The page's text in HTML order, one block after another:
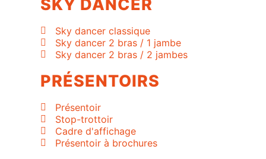
SKY DANCER
Sky dancer classique
Sky dancer 2 bras / 1 jambe
Sky dancer 2 bras / 2 jambes
PRÉSENTOIRS
Présentoir
Stop-trottoir
Cadre d'affichage
Présentoir à brochures